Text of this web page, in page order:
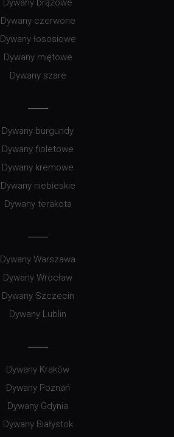
Dywany brązowe
Dywany czerwone
Dywany łososiowe
Dywany miętowe
Dywany szare
Dywany burgundy
Dywany fioletowe
Dywany kremowe
Dywany niebieskie
Dywany terakota
Dywany Warszawa
Dywany Wrocław
Dywany Szczecin
Dywany Lublin
Dywany Kraków
Dywany Poznań
Dywany Gdynia
Dywany Białystok